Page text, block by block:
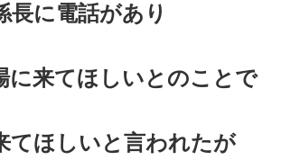
長に電話があり
に来てほしいとのことで
てほしいと言われたが